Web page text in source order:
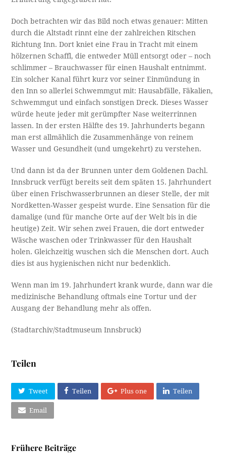
Doch betrachten wir das Bild noch etwas genauer: Mitten
durch die Altstadt rinnt eine der zahlreichen Ritschen
Richtung Inn. Dort kniet eine Frau in Tracht mit einem
hölzernen Schaffl, die entweder Müll entsorgt oder – noch
schlimmer – Brauchwasser für einen Haushalt entnimmt.
Ein solcher Kanal führt kurz vor seiner Einmündung in
den Inn so allerlei Schwemmgut mit: Hausabfälle, Fäkalien,
Schwemmgut und einfach sonstigen Dreck. Dieses Wasser
würde heute jeder mit gerümpfter Nase weiterrinnen
lassen. In der ersten Hälfte des 19. Jahrhunderts begann
man erst allmählich die Zusammenhänge von reinem
Wasser und Gesundheit (und umgekehrt) zu verstehen.
Und dann ist da der Brunnen unter dem Goldenen Dachl.
Innsbruck verfügt bereits seit dem späten 15. Jahrhundert
über einen Frischwasserbrunnen an dieser Stelle, der mit
Nordketten-Wasser gespeist wurde. Eine Sensation für die
damalige (und für manche Orte auf der Welt bis in die
heutige) Zeit. Wir sehen zwei Frauen, die dort entweder
Wäsche waschen oder Trinkwasser für den Haushalt
holen. Gleichzeitig wuschen sich die Menschen dort. Auch
dies ist aus hygienischen nicht nur bedenklich.
Wenn man im 19. Jahrhundert krank wurde, dann war die
medizinische Behandlung oftmals eine Tortur und der
Ausgang der Behandlung mehr als offen.
(Stadtarchiv/Stadtmuseum Innsbruck)
Teilen
Tweet Teilen Plus one Teilen
Email
Frühere Beiträge